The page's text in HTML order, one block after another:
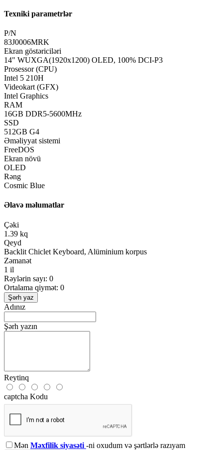
Texniki parametrlər
P/N
83J0006MRK
Ekran göstəriciləri
14" WUXGA(1920x1200) OLED, 100% DCI-P3
Prosessor (CPU)
Intel 5 210H
Videokart (GFX)
Intel Graphics
RAM
16GB DDR5-5600MHz
SSD
512GB G4
Əməliyyat sistemi
FreeDOS
Ekran növü
OLED
Rəng
Cosmic Blue
Əlavə məlumatlar
Çəki
1.39 kq
Qeyd
Backlit Chiclet Keyboard, Alüminium korpus
Zəmanət
1 il
Rəylərin sayı: 0
Ortalama qiymət: 0
Şərh yaz
Adınız
Şərh yazın
Reytinq
captcha Kodu
Mən Məxfilik siyasəti -ni oxudum və şərtlərlə razıyam